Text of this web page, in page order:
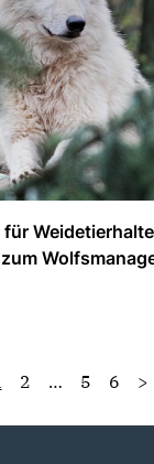
2 … 5 6 >